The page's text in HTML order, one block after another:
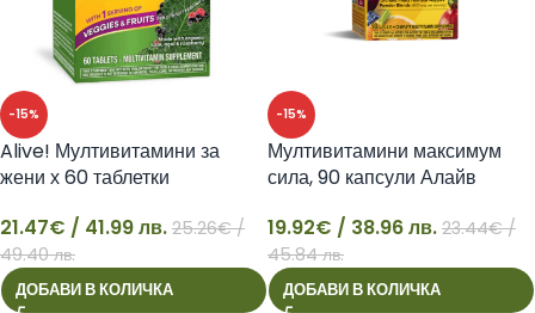
-15%
21
Alive! Мултивитамини за
жени х 60 таблетки
21.47€ / 41.99 лв. 25.26€/
49.40 лв.
ДОБАВИ В КОЛИЧКА
-15%
19
Мултивитамини максимум
сила, 90 капсули Алайв
19.92€ / 38.96 лв. 23.44€/
45.84 лв.
ДОБАВИ В КОЛИЧКА